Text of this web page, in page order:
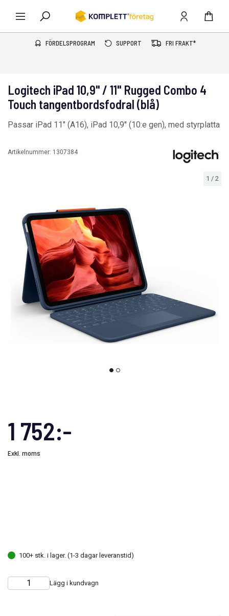
FÖRDELSPROGRAM SUPPORT FRI FRAKT*
1 / 2
Logitech iPad 10,9" / 11" Rugged Combo 4
Touch tangentbordsfodral (blå)
Passar iPad 11" (A16), iPad 10,9'' (10:e gen), med styrplatta
Artikelnummer: 1307384
1 752:-
Exkl. moms
100+ stk. i lager. (1-3 dagar leveranstid)
Choose
Quantity Lägg i kundvagn